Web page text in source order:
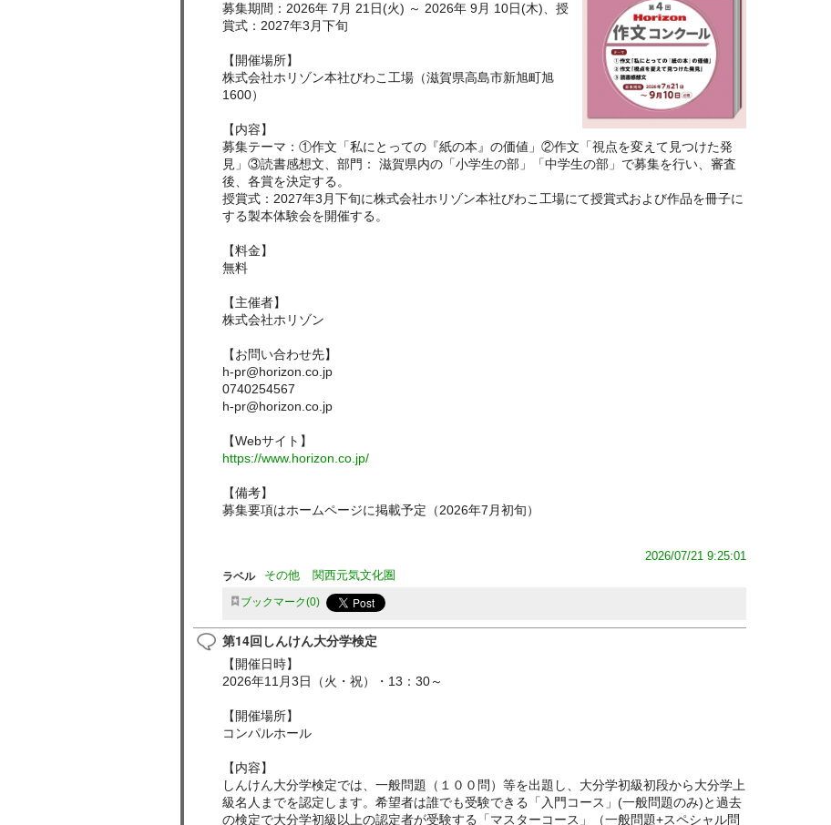
募集期間：2026年 7月 21日(火) ～ 2026年 9月 10日(木)、授
賞式：2027年3月下旬
【開催場所】
株式会社ホリゾン本社びわこ工場（滋賀県高島市新旭町旭
1600）
【内容】
募集テーマ：①作文「私にとっての『紙の本』の価値」②作文「視点を変えて見つけた発
見」③読書感想文、部門： 滋賀県内の「小学生の部」「中学生の部」で募集を行い、審査
後、各賞を決定する。
授賞式：2027年3月下旬に株式会社ホリゾン本社びわこ工場にて授賞式および作品を冊子に
する製本体験会を開催する。
【料金】
無料
【主催者】
株式会社ホリゾン
【お問い合わせ先】
h-pr@horizon.co.jp
0740254567
h-pr@horizon.co.jp
【Webサイト】
https://www.horizon.co.jp/
【備考】
募集要項はホームページに掲載予定（2026年7月初旬）
2026/07/21 9:25:01
ラベル その他 関西元気文化圏
ブックマーク 0
第14回しんけん大分学検定
【開催日時】
2026年11月3日（火・祝）・13：30～
【開催場所】
コンパルホール
【内容】
しんけん大分学検定では、一般問題（１００問）等を出題し、大分学初級初段から大分学上
級名人までを認定します。希望者は誰でも受験できる「入門コース」(一般問題のみ)と過去
の検定で大分学初級以上の認定者が受験する「マスターコース」（一般問題+スペシャル問